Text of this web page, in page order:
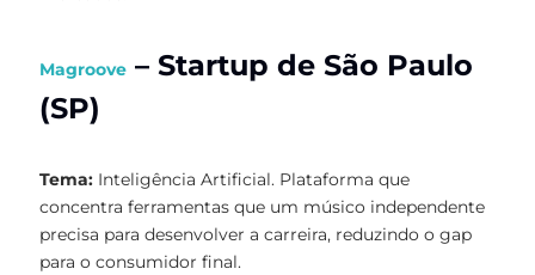
Magroove – Startup de São Paulo
(SP)
Tema: Inteligência Artificial. Plataforma que
concentra ferramentas que um músico independente
precisa para desenvolver a carreira, reduzindo o gap
para o consumidor final.